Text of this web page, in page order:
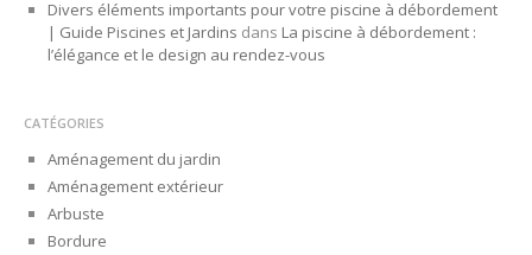
Divers éléments importants pour votre piscine à débordement
| Guide Piscines et Jardins dans La piscine à débordement :
l’élégance et le design au rendez-vous
CATÉGORIES
Aménagement du jardin
Aménagement extérieur
Arbuste
Bordure